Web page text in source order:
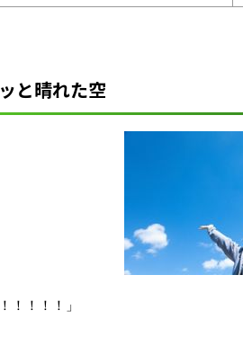
と晴れた空
！！！！」